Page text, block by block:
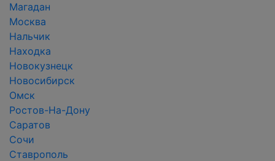
Магадан
Москва
Нальчик
Находка
Новокузнецк
Новосибирск
Омск
Ростов-На-Дону
Саратов
Сочи
Ставрополь